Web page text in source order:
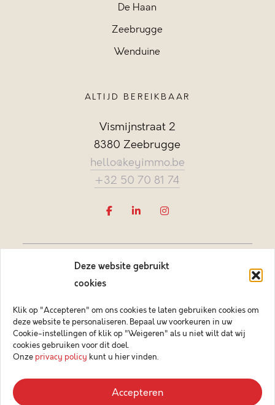
Deze website gebruikt
cookies
Klik op "Accepteren" om ons cookies te laten gebruiken cookies om
deze website te personaliseren. Bepaal uw voorkeuren in uw
Cookie-instellingen of klik op "Weigeren" als u niet wilt dat wij
cookies gebruiken voor dit doel.
Onze privacy policy kunt u hier vinden.
Accepteren
De Haan
Zeebrugge
Wenduine
ALTIJD BEREIKBAAR
Vismijnstraat 2
8380 Zeebrugge
hello@keyimmo.be
+32 50 70 81 74
Vastgoedmakelaar-bemiddelaar BIV België BIV 505084
Ondernemingsnummer BTW-BE 0878.744.081 BA &
borgstelling via NV AXA Belgium (polisnr. 730.390.160)
© 2026 Key Immo
Disclaimer